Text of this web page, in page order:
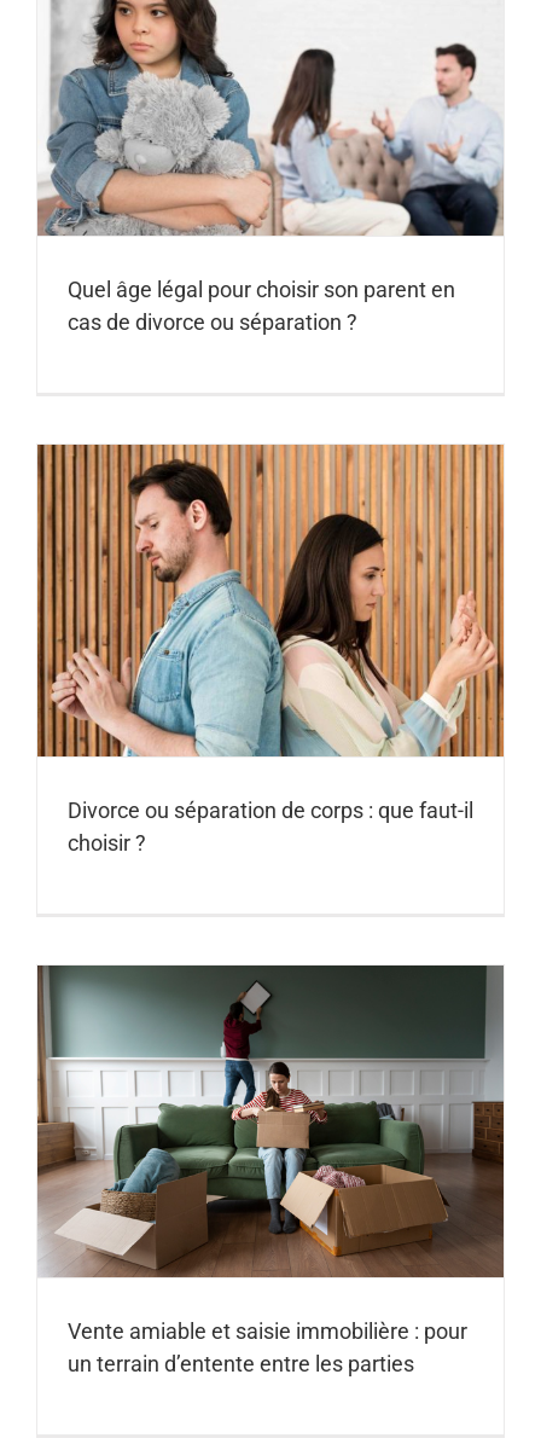
Quel âge légal pour choisir son parent en
cas de divorce ou séparation ?
Divorce ou séparation de corps : que faut-il
choisir ?
Vente amiable et saisie immobilière : pour
un terrain d’entente entre les parties